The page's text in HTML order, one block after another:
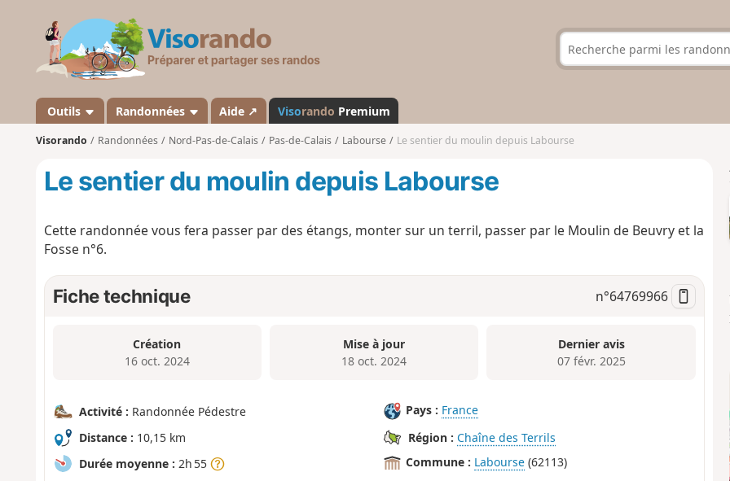
s
a
n
d
Outils Randonnées Aide ↗ Visorando Premium
Visorando Randonnées Nord-Pas-de-Calais Pas-de-Calais Labourse Le sentier du moulin depuis Labourse
Le sentier du moulin depuis Labourse
Cette randonnée vous fera passer par des étangs, monter sur un terril, passer par le Moulin de Beuvry et la
Fosse n°6.
Fiche technique n°64769966
Création
16 oct. 2024
Mise à jour
18 oct. 2024
Dernier avis
07 févr. 2025
Activité : Randonnée Pédestre
Distance : 10,15 km
Durée moyenne : 2h 55
Pays : France
Région : Chaîne des Terrils
Commune : Labourse (62113)